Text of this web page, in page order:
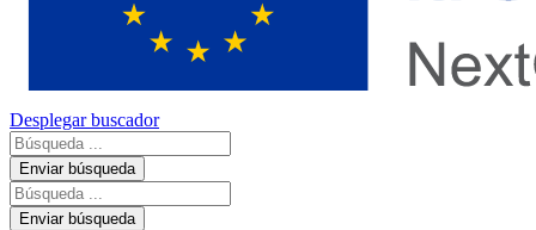
Desplegar buscador
Enviar búsqueda
Enviar búsqueda